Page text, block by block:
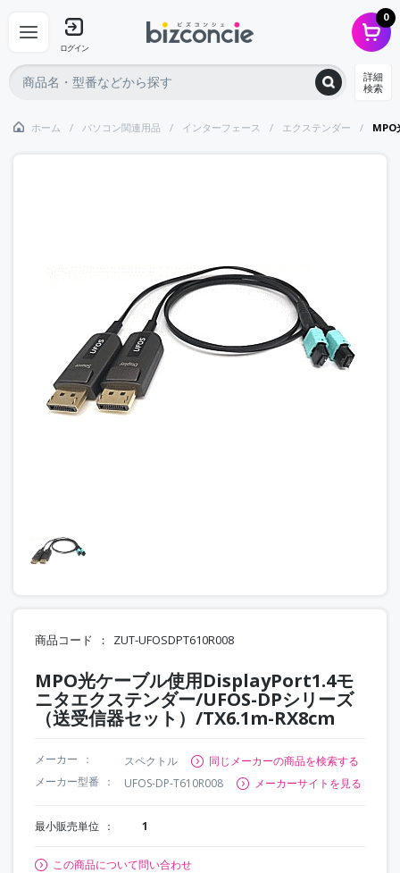
ログイン
0
詳細
検索
ホーム パソコン関連用品 インターフェース エクステンダー MPO
商品コード ZUT-UFOSDPT610R008
MPO光ケーブル使用DisplayPort1.4モ
ニタエクステンダー/UFOS-DPシリーズ
（送受信器セット）/TX6.1m-RX8cm
メーカー スペクトル
同じメーカーの商品を検索する
メーカー型番
UFOS-DP-T610R008 メーカーサイトを見る
最小販売単位 1
この商品について問い合わせ